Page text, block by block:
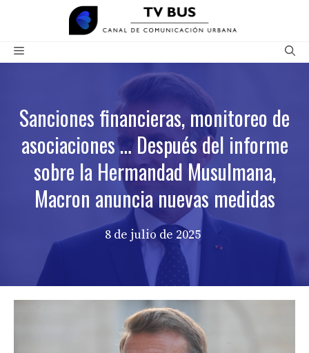
contenido
Menú
Sanciones financieras, monitoreo de
asociaciones … Después del informe
sobre la Hermandad Musulmana,
Macron anuncia nuevas medidas
8 de julio de 2025